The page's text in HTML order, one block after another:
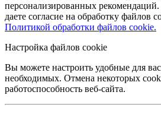
персонализированных
даете согласие на обработку файлов
Политикой обработки файлов cookie.
Настройка файлов cookie
Вы можете настроить удобные для
необходимых. Отмена некоторых
работоспособность веб-сайта.